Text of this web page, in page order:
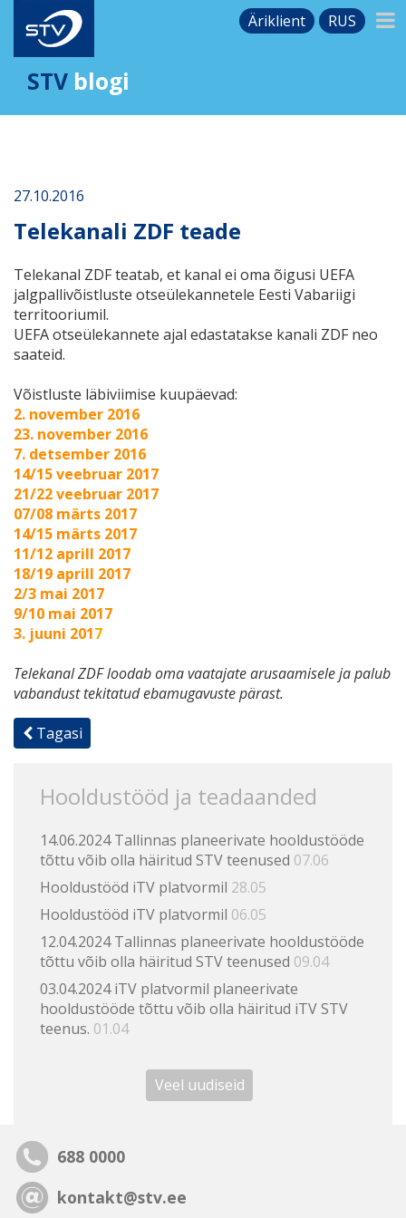
Äriklient RUS
STV blogi
27.10.2016
Telekanali ZDF teade
Telekanal ZDF teatab, et kanal ei oma õigusi UEFA
jalgpallivõistluste otseülekannetele Eesti Vabariigi
territooriumil.
UEFA otseülekannete ajal edastatakse kanali ZDF neo
saateid.
Võistluste läbiviimise kuupäevad:
2. november 2016
23. november 2016
7. detsember 2016
14/15 veebruar 2017
21/22 veebruar 2017
07/08 märts 2017
14/15 märts 2017
11/12 aprill 2017
18/19 aprill 2017
2/3 mai 2017
9/10 mai 2017
3. juuni 2017
Тelekanal ZDF loodab oma vaatajate arusaamisele ja palub
vabandust tekitatud ebamugavuste pärast.
Tagasi
Hooldustööd ja teadaanded
14.06.2024 Tallinnas planeerivate hooldustööde
tõttu võib olla häiritud STV teenused 07.06
Hooldustööd iTV platvormil 28.05
Hooldustööd iTV platvormil 06.05
12.04.2024 Tallinnas planeerivate hooldustööde
tõttu võib olla häiritud STV teenused 09.04
03.04.2024 iTV platvormil planeerivate
hooldustööde tõttu võib olla häiritud iTV STV
teenus. 01.04
Veel uudiseid
688 0000
kontakt@stv.ee